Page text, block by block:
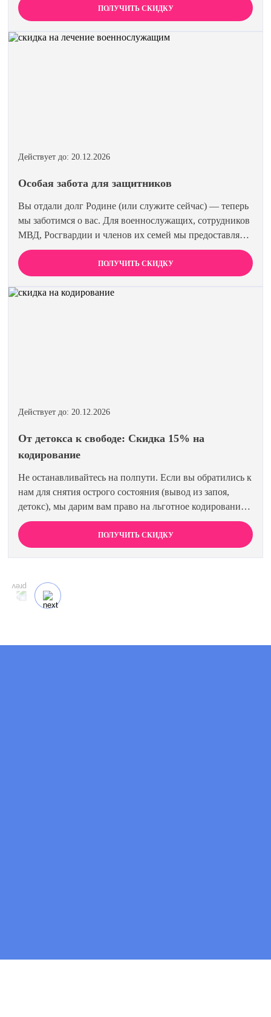
член семьи получает скидку 15%. Лечиться вместе
эффективнее и выгоднее.
ПОЛУЧИТЬ СКИДКУ
Действует до: 20.12.2026
Особая забота для защитников
Вы отдали долг Родине (или служите сейчас) — теперь
мы заботимся о вас. Для военнослужащих, сотрудников
МВД, Росгвардии и членов их семей мы предоставляем
скидку 15% на все виды лечения и кодирования.
Полная анонимность и уважение к вашему статусу
гарантированы. Действуйте по удостоверению.
ПОЛУЧИТЬ СКИДКУ
Действует до: 20.12.2026
От детокса к свободе: Скидка 15% на
кодирование
Не останавливайтесь на полпути. Если вы обратились к
нам для снятия острого состояния (вывод из запоя,
детокс), мы дарим вам право на льготное кодирование.
Просто предъявите документ об оплате первичной
процедуры, и получите скидку 15% на любой метод
кодирования в нашей клинике. Ваш путь к трезвости
ПОЛУЧИТЬ СКИДКУ